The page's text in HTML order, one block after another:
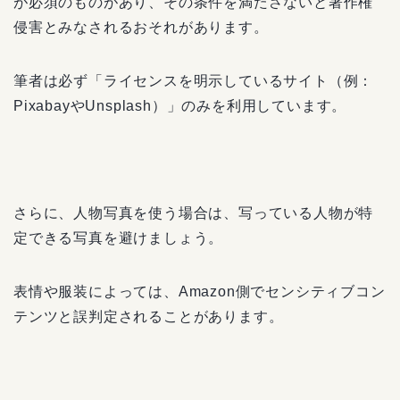
侵害とみなされるおそれがあります。
筆者は必ず「ライセンスを明示しているサイト（例：
PixabayやUnsplash）」のみを利用しています。
さらに、人物写真を使う場合は、写っている人物が特
定できる写真を避けましょう。
表情や服装によっては、Amazon側でセンシティブコン
テンツと誤判定されることがあります。